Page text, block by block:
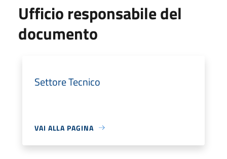
Ufficio responsabile del
documento
Settore Tecnico
VAI ALLA PAGINA